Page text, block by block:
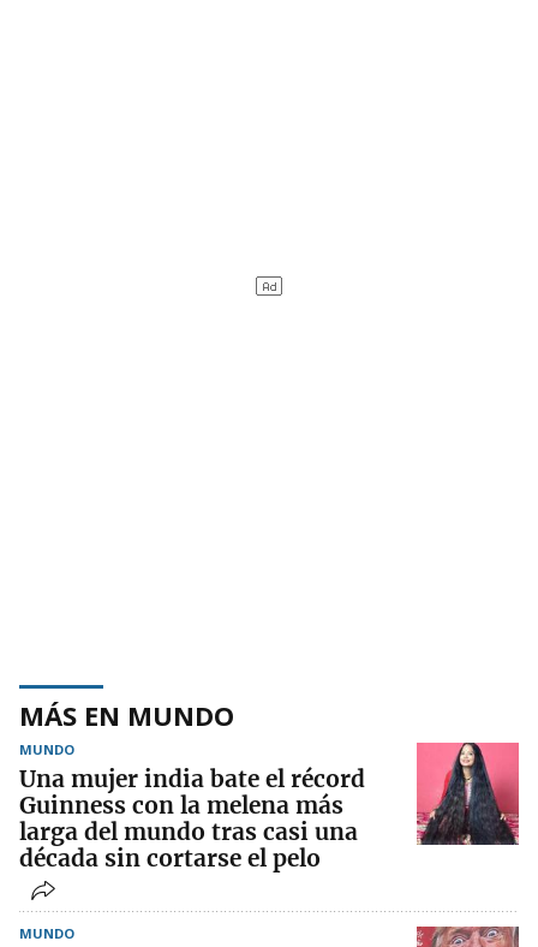
MÁS EN MUNDO
MUNDO
Una mujer india bate el récord
Guinness con la melena más
larga del mundo tras casi una
década sin cortarse el pelo
MUNDO